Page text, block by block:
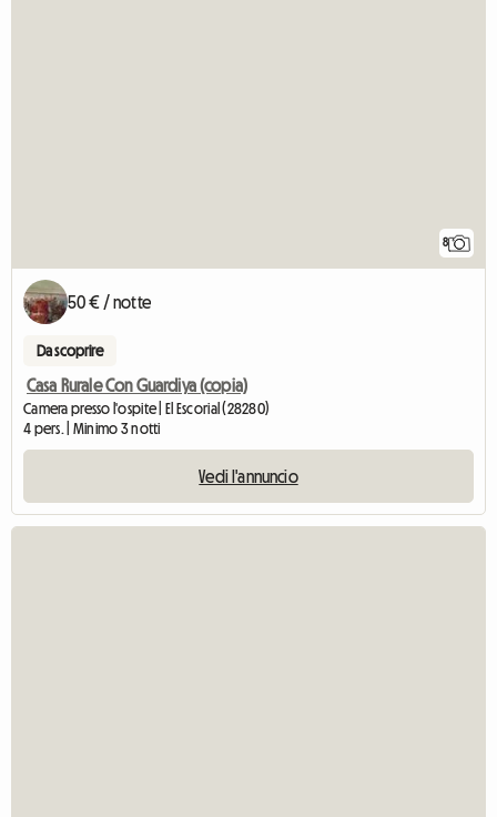
8
50 € / notte
Da scoprire
Casa Rurale Con Guardiya (copia)
Camera presso l'ospite | El Escorial (28280)
4 pers. | Minimo 3 notti
Vedi l'annuncio